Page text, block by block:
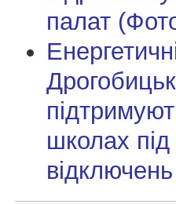
палат
школах під
відключень